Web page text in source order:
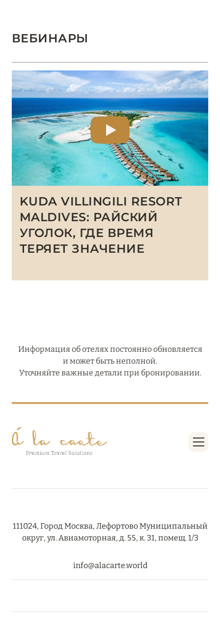
ВЕБИНАРЫ
KUDA VILLINGILI RESORT
MALDIVES: РАЙСКИЙ
УГОЛОК, ГДЕ ВРЕМЯ
ТЕРЯЕТ ЗНАЧЕНИЕ
Информация об отелях постоянно обновляется
и может быть неполной.
Уточняйте важные детали при бронировании.
111024, Город Москва, Лефортово Муниципальный
округ, ул. Авиамоторная, д. 55, к. 31, помещ. 1/3
info@alacarte.world